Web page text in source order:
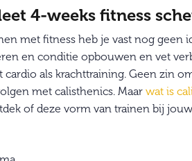
4-weeks fitness
met fitness heb je vast nog geen
en conditie opbouwen en vet
cardio als krachttraining. Geen zin
met calisthenics. Maar wat is
of deze vorm van trainen bij